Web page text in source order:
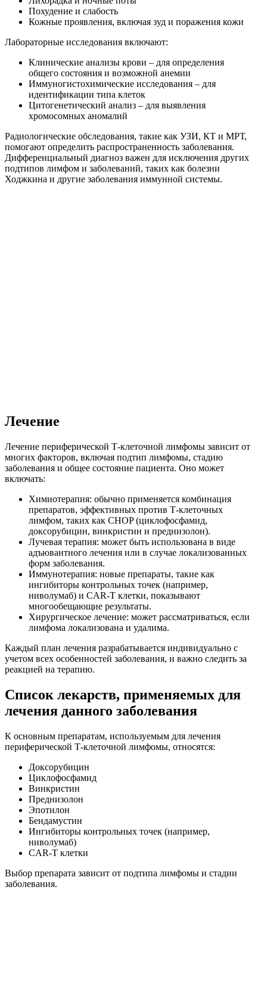
Похудение и слабость
Кожные проявления, включая зуд и поражения кожи
Лабораторные исследования включают:
Клинические анализы крови – для определения
общего состояния и возможной анемии
Иммуногистохимические исследования – для
идентификации типа клеток
Цитогенетический анализ – для выявления
хромосомных аномалий
Радиологические обследования, такие как УЗИ, КТ и МРТ,
помогают определить распространенность заболевания.
Дифференциальный диагноз важен для исключения других
подтипов лимфом и заболеваний, таких как болезни
Ходжкина и другие заболевания иммунной системы.
Лечение
Лечение периферической Т-клеточной лимфомы зависит от
многих факторов, включая подтип лимфомы, стадию
заболевания и общее состояние пациента. Оно может
включать:
Химиотерапия: обычно применяется комбинация
препаратов, эффективных против Т-клеточных
лимфом, таких как CHOP (циклофосфамид,
доксорубицин, винкристин и преднизолон).
Лучевая терапия: может быть использована в виде
адъювантного лечения или в случае локализованных
форм заболевания.
Иммунотерапия: новые препараты, такие как
ингибиторы контрольных точек (например,
ниволумаб) и CAR-T клетки, показывают
многообещающие результаты.
Хирургическое лечение: может рассматриваться, если
лимфома локализована и удалима.
Каждый план лечения разрабатывается индивидуально с
учетом всех особенностей заболевания, и важно следить за
реакцией на терапию.
Список лекарств, применяемых для
лечения данного заболевания
К основным препаратам, используемым для лечения
периферической Т-клеточной лимфомы, относятся:
Доксорубицин
Циклофосфамид
Винкристин
Преднизолон
Эпотилон
Бендамустин
Ингибиторы контрольных точек (например,
ниволумаб)
CAR-T клетки
Выбор препарата зависит от подтипа лимфомы и стадии
заболевания.